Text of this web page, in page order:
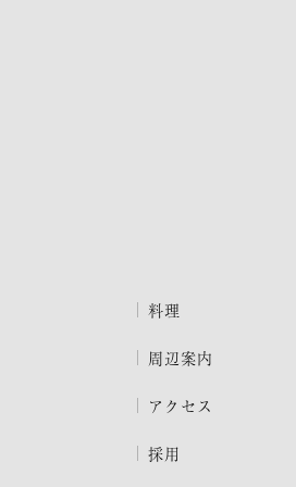
料理
周辺案内
アクセス
採用